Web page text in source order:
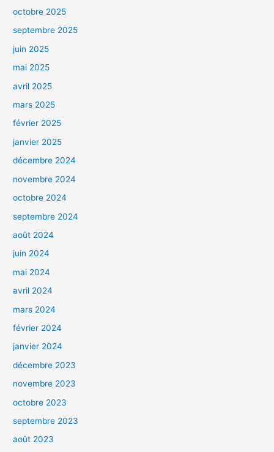
octobre 2025
septembre 2025
juin 2025
mai 2025
avril 2025
mars 2025
février 2025
janvier 2025
décembre 2024
novembre 2024
octobre 2024
septembre 2024
août 2024
juin 2024
mai 2024
avril 2024
mars 2024
février 2024
janvier 2024
décembre 2023
novembre 2023
octobre 2023
septembre 2023
août 2023